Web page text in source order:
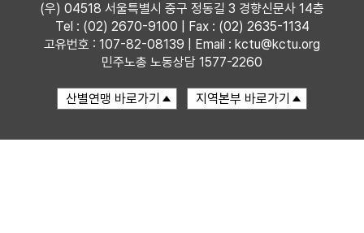
(우) 04518 서울특별시 중구 정동길 3 경향신문사 14층
Tel : (02) 2670-9100 | Fax : (02) 2635-1134
고유번호 : 107-82-08139 | Email : kctu@kctu.org
민주노총 노동상담 1577-2260